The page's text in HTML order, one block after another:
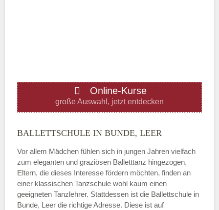
Donnerstag
—
ÖFFNUNGSZEITEN HINZUFÜGEN
Freitag
Online-Kurse
große Auswahl, jetzt entdecken
BALLETTSCHULE IN BUNDE, LEER
Vor allem Mädchen fühlen sich in jungen Jahren vielfach
zum eleganten und graziösen Balletttanz hingezogen.
Eltern, die dieses Interesse fördern möchten, finden an
einer klassischen Tanzschule wohl kaum einen
geeigneten Tanzlehrer. Stattdessen ist die Ballettschule in
Bunde, Leer die richtige Adresse. Diese ist auf